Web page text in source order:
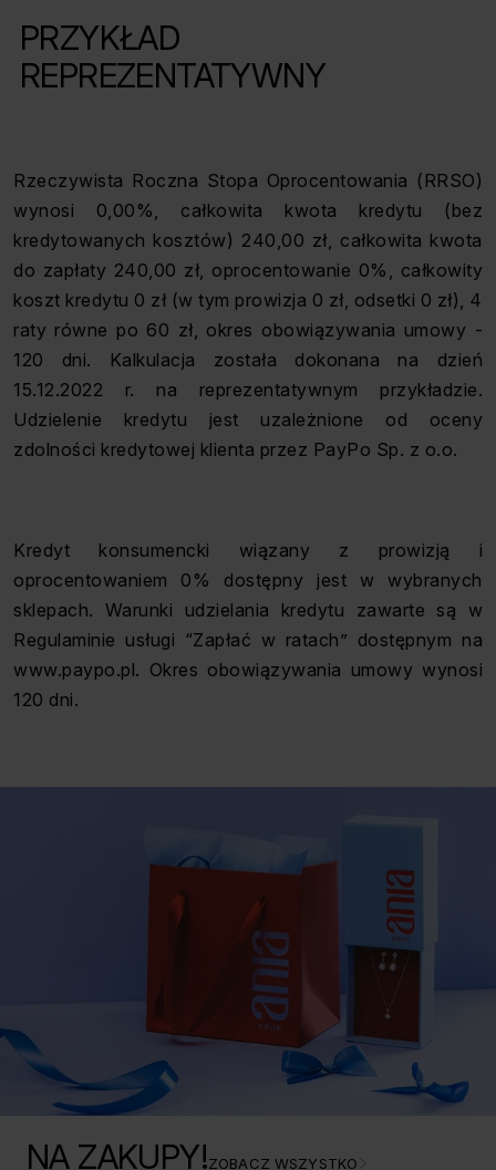
PRZYKŁAD
REPREZENTATYWNY
Rzeczywista Roczna Stopa Oprocentowania (RRSO)
wynosi 0,00%, całkowita kwota kredytu (bez
kredytowanych kosztów) 240,00 zł, całkowita kwota
do zapłaty 240,00 zł, oprocentowanie 0%, całkowity
koszt kredytu 0 zł (w tym prowizja 0 zł, odsetki 0 zł), 4
raty równe po 60 zł, okres obowiązywania umowy -
120 dni. Kalkulacja została dokonana na dzień
15.12.2022 r. na reprezentatywnym przykładzie.
Udzielenie kredytu jest uzależnione od oceny
zdolności kredytowej klienta przez PayPo Sp. z o.o.
Kredyt konsumencki wiązany z prowizją i
oprocentowaniem 0% dostępny jest w wybranych
sklepach. Warunki udzielania kredytu zawarte są w
Regulaminie usługi “Zapłać w ratach” dostępnym na
www.paypo.pl. Okres obowiązywania umowy wynosi
120 dni.
NA ZAKUPY!ZOBACZ WSZYSTKO